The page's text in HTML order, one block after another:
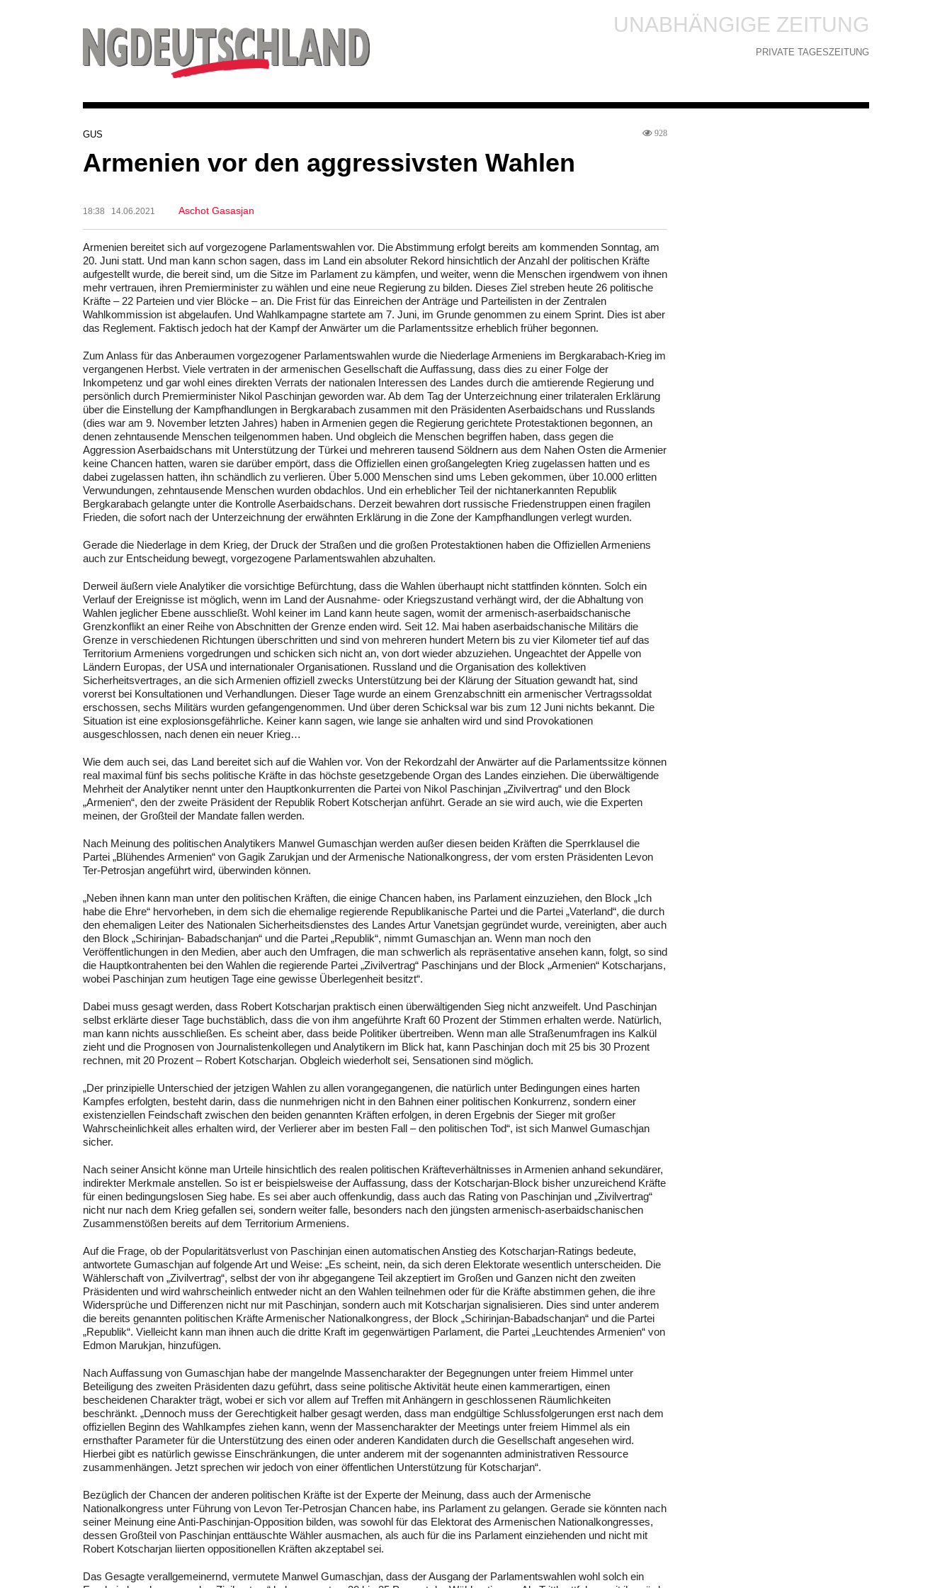
UNABHÄNGIGE ZEITUNG
PRIVATE TAGESZEITUNG
GUS 928
Armenien vor den aggressivsten Wahlen
18:38 14.06.2021 Aschot Gasasjan
Armenien bereitet sich auf vorgezogene Parlamentswahlen vor. Die Abstimmung erfolgt bereits am kommenden Sonntag, am
20. Juni statt. Und man kann schon sagen, dass im Land ein absoluter Rekord hinsichtlich der Anzahl der politischen Kräfte
aufgestellt wurde, die bereit sind, um die Sitze im Parlament zu kämpfen, und weiter, wenn die Menschen irgendwem von ihnen
mehr vertrauen, ihren Premierminister zu wählen und eine neue Regierung zu bilden. Dieses Ziel streben heute 26 politische
Kräfte – 22 Parteien und vier Blöcke – an. Die Frist für das Einreichen der Anträge und Parteilisten in der Zentralen
Wahlkommission ist abgelaufen. Und Wahlkampagne startete am 7. Juni, im Grunde genommen zu einem Sprint. Dies ist aber
das Reglement. Faktisch jedoch hat der Kampf der Anwärter um die Parlamentssitze erheblich früher begonnen.
Zum Anlass für das Anberaumen vorgezogener Parlamentswahlen wurde die Niederlage Armeniens im Bergkarabach-Krieg im
vergangenen Herbst. Viele vertraten in der armenischen Gesellschaft die Auffassung, dass dies zu einer Folge der
Inkompetenz und gar wohl eines direkten Verrats der nationalen Interessen des Landes durch die amtierende Regierung und
persönlich durch Premierminister Nikol Paschinjan geworden war. Ab dem Tag der Unterzeichnung einer trilateralen Erklärung
über die Einstellung der Kampfhandlungen in Bergkarabach zusammen mit den Präsidenten Aserbaidschans und Russlands
(dies war am 9. November letzten Jahres) haben in Armenien gegen die Regierung gerichtete Protestaktionen begonnen, an
denen zehntausende Menschen teilgenommen haben. Und obgleich die Menschen begriffen haben, dass gegen die
Aggression Aserbaidschans mit Unterstützung der Türkei und mehreren tausend Söldnern aus dem Nahen Osten die Armenier
keine Chancen hatten, waren sie darüber empört, dass die Offiziellen einen großangelegten Krieg zugelassen hatten und es
dabei zugelassen hatten, ihn schändlich zu verlieren. Über 5.000 Menschen sind ums Leben gekommen, über 10.000 erlitten
Verwundungen, zehntausende Menschen wurden obdachlos. Und ein erheblicher Teil der nichtanerkannten Republik
Bergkarabach gelangte unter die Kontrolle Aserbaidschans. Derzeit bewahren dort russische Friedenstruppen einen fragilen
Frieden, die sofort nach der Unterzeichnung der erwähnten Erklärung in die Zone der Kampfhandlungen verlegt wurden.
Gerade die Niederlage in dem Krieg, der Druck der Straßen und die großen Protestaktionen haben die Offiziellen Armeniens
auch zur Entscheidung bewegt, vorgezogene Parlamentswahlen abzuhalten.
Derweil äußern viele Analytiker die vorsichtige Befürchtung, dass die Wahlen überhaupt nicht stattfinden könnten. Solch ein
Verlauf der Ereignisse ist möglich, wenn im Land der Ausnahme- oder Kriegszustand verhängt wird, der die Abhaltung von
Wahlen jeglicher Ebene ausschließt. Wohl keiner im Land kann heute sagen, womit der armenisch-aserbaidschanische
Grenzkonflikt an einer Reihe von Abschnitten der Grenze enden wird. Seit 12. Mai haben aserbaidschanische Militärs die
Grenze in verschiedenen Richtungen überschritten und sind von mehreren hundert Metern bis zu vier Kilometer tief auf das
Territorium Armeniens vorgedrungen und schicken sich nicht an, von dort wieder abzuziehen. Ungeachtet der Appelle von
Ländern Europas, der USA und internationaler Organisationen. Russland und die Organisation des kollektiven
Sicherheitsvertrages, an die sich Armenien offiziell zwecks Unterstützung bei der Klärung der Situation gewandt hat, sind
vorerst bei Konsultationen und Verhandlungen. Dieser Tage wurde an einem Grenzabschnitt ein armenischer Vertragssoldat
erschossen, sechs Militärs wurden gefangengenommen. Und über deren Schicksal war bis zum 12 Juni nichts bekannt. Die
Situation ist eine explosionsgefährliche. Keiner kann sagen, wie lange sie anhalten wird und sind Provokationen
ausgeschlossen, nach denen ein neuer Krieg…
Wie dem auch sei, das Land bereitet sich auf die Wahlen vor. Von der Rekordzahl der Anwärter auf die Parlamentssitze können
real maximal fünf bis sechs politische Kräfte in das höchste gesetzgebende Organ des Landes einziehen. Die überwältigende
Mehrheit der Analytiker nennt unter den Hauptkonkurrenten die Partei von Nikol Paschinjan „Zivilvertrag“ und den Block
„Armenien“, den der zweite Präsident der Republik Robert Kotscherjan anführt. Gerade an sie wird auch, wie die Experten
meinen, der Großteil der Mandate fallen werden.
Nach Meinung des politischen Analytikers Manwel Gumaschjan werden außer diesen beiden Kräften die Sperrklausel die
Partei „Blühendes Armenien“ von Gagik Zarukjan und der Armenische Nationalkongress, der vom ersten Präsidenten Levon
Ter-Petrosjan angeführt wird, überwinden können.
„Neben ihnen kann man unter den politischen Kräften, die einige Chancen haben, ins Parlament einzuziehen, den Block „Ich
habe die Ehre“ hervorheben, in dem sich die ehemalige regierende Republikanische Partei und die Partei „Vaterland“, die durch
den ehemaligen Leiter des Nationalen Sicherheitsdienstes des Landes Artur Vanetsjan gegründet wurde, vereinigten, aber auch
den Block „Schirinjan- Babadschanjan“ und die Partei „Republik“, nimmt Gumaschjan an. Wenn man noch den
Veröffentlichungen in den Medien, aber auch den Umfragen, die man schwerlich als repräsentative ansehen kann, folgt, so sind
die Hauptkontrahenten bei den Wahlen die regierende Partei „Zivilvertrag“ Paschinjans und der Block „Armenien“ Kotscharjans,
wobei Paschinjan zum heutigen Tage eine gewisse Überlegenheit besitzt“.
Dabei muss gesagt werden, dass Robert Kotscharjan praktisch einen überwältigenden Sieg nicht anzweifelt. Und Paschinjan
selbst erklärte dieser Tage buchstäblich, dass die von ihm angeführte Kraft 60 Prozent der Stimmen erhalten werde. Natürlich,
man kann nichts ausschließen. Es scheint aber, dass beide Politiker übertreiben. Wenn man alle Straßenumfragen ins Kalkül
zieht und die Prognosen von Journalistenkollegen und Analytikern im Blick hat, kann Paschinjan doch mit 25 bis 30 Prozent
rechnen, mit 20 Prozent – Robert Kotscharjan. Obgleich wiederholt sei, Sensationen sind möglich.
„Der prinzipielle Unterschied der jetzigen Wahlen zu allen vorangegangenen, die natürlich unter Bedingungen eines harten
Kampfes erfolgten, besteht darin, dass die nunmehrigen nicht in den Bahnen einer politischen Konkurrenz, sondern einer
existenziellen Feindschaft zwischen den beiden genannten Kräften erfolgen, in deren Ergebnis der Sieger mit großer
Wahrscheinlichkeit alles erhalten wird, der Verlierer aber im besten Fall – den politischen Tod“, ist sich Manwel Gumaschjan
sicher.
Nach seiner Ansicht könne man Urteile hinsichtlich des realen politischen Kräfteverhältnisses in Armenien anhand sekundärer,
indirekter Merkmale anstellen. So ist er beispielsweise der Auffassung, dass der Kotscharjan-Block bisher unzureichend Kräfte
für einen bedingungslosen Sieg habe. Es sei aber auch offenkundig, dass auch das Rating von Paschinjan und „Zivilvertrag“
nicht nur nach dem Krieg gefallen sei, sondern weiter falle, besonders nach den jüngsten armenisch-aserbaidschanischen
Zusammenstößen bereits auf dem Territorium Armeniens.
Auf die Frage, ob der Popularitätsverlust von Paschinjan einen automatischen Anstieg des Kotscharjan-Ratings bedeute,
antwortete Gumaschjan auf folgende Art und Weise: „Es scheint, nein, da sich deren Elektorate wesentlich unterscheiden. Die
Wählerschaft von „Zivilvertrag“, selbst der von ihr abgegangene Teil akzeptiert im Großen und Ganzen nicht den zweiten
Präsidenten und wird wahrscheinlich entweder nicht an den Wahlen teilnehmen oder für die Kräfte abstimmen gehen, die ihre
Widersprüche und Differenzen nicht nur mit Paschinjan, sondern auch mit Kotscharjan signalisieren. Dies sind unter anderem
die bereits genannten politischen Kräfte Armenischer Nationalkongress, der Block „Schirinjan-Babadschanjan“ und die Partei
„Republik“. Vielleicht kann man ihnen auch die dritte Kraft im gegenwärtigen Parlament, die Partei „Leuchtendes Armenien“ von
Edmon Marukjan, hinzufügen.
Nach Auffassung von Gumaschjan habe der mangelnde Massencharakter der Begegnungen unter freiem Himmel unter
Beteiligung des zweiten Präsidenten dazu geführt, dass seine politische Aktivität heute einen kammerartigen, einen
bescheidenen Charakter trägt, wobei er sich vor allem auf Treffen mit Anhängern in geschlossenen Räumlichkeiten
beschränkt. „Dennoch muss der Gerechtigkeit halber gesagt werden, dass man endgültige Schlussfolgerungen erst nach dem
offiziellen Beginn des Wahlkampfes ziehen kann, wenn der Massencharakter der Meetings unter freiem Himmel als ein
ernsthafter Parameter für die Unterstützung des einen oder anderen Kandidaten durch die Gesellschaft angesehen wird.
Hierbei gibt es natürlich gewisse Einschränkungen, die unter anderem mit der sogenannten administrativen Ressource
zusammenhängen. Jetzt sprechen wir jedoch von einer öffentlichen Unterstützung für Kotscharjan“.
Bezüglich der Chancen der anderen politischen Kräfte ist der Experte der Meinung, dass auch der Armenische
Nationalkongress unter Führung von Levon Ter-Petrosjan Chancen habe, ins Parlament zu gelangen. Gerade sie könnten nach
seiner Meinung eine Anti-Paschinjan-Opposition bilden, was sowohl für das Elektorat des Armenischen Nationalkongresses,
dessen Großteil von Paschinjan enttäuschte Wähler ausmachen, als auch für die ins Parlament einziehenden und nicht mit
Robert Kotscharjan liierten oppositionellen Kräften akzeptabel sei.
Das Gesagte verallgemeinernd, vermutete Manwel Gumaschjan, dass der Ausgang der Parlamentswahlen wohl solch ein